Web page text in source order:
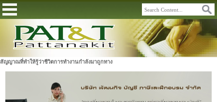
สัญญาณที่ทำให้รู้ว่าชีวิตการทำงานกำลังมาถูกทาง